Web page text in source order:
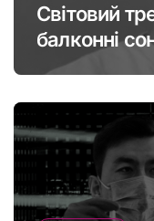
Світовий
балконні
в Україні